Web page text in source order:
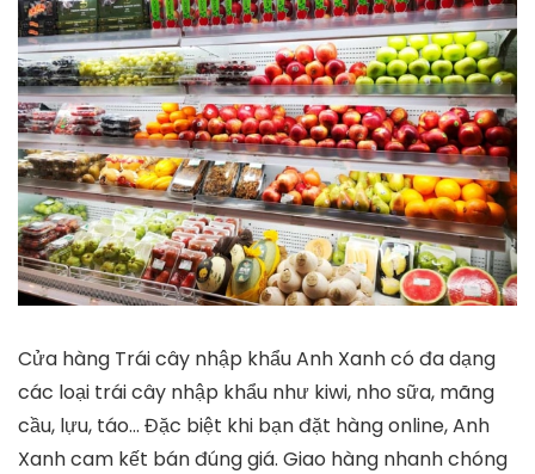
Cửa hàng Trái cây nhập khẩu Anh Xanh có đa dạng
các loại trái cây nhập khẩu như kiwi, nho sữa, mãng
cầu, lựu, táo… Đặc biệt khi bạn đặt hàng online, Anh
Xanh cam kết bán đúng giá. Giao hàng nhanh chóng